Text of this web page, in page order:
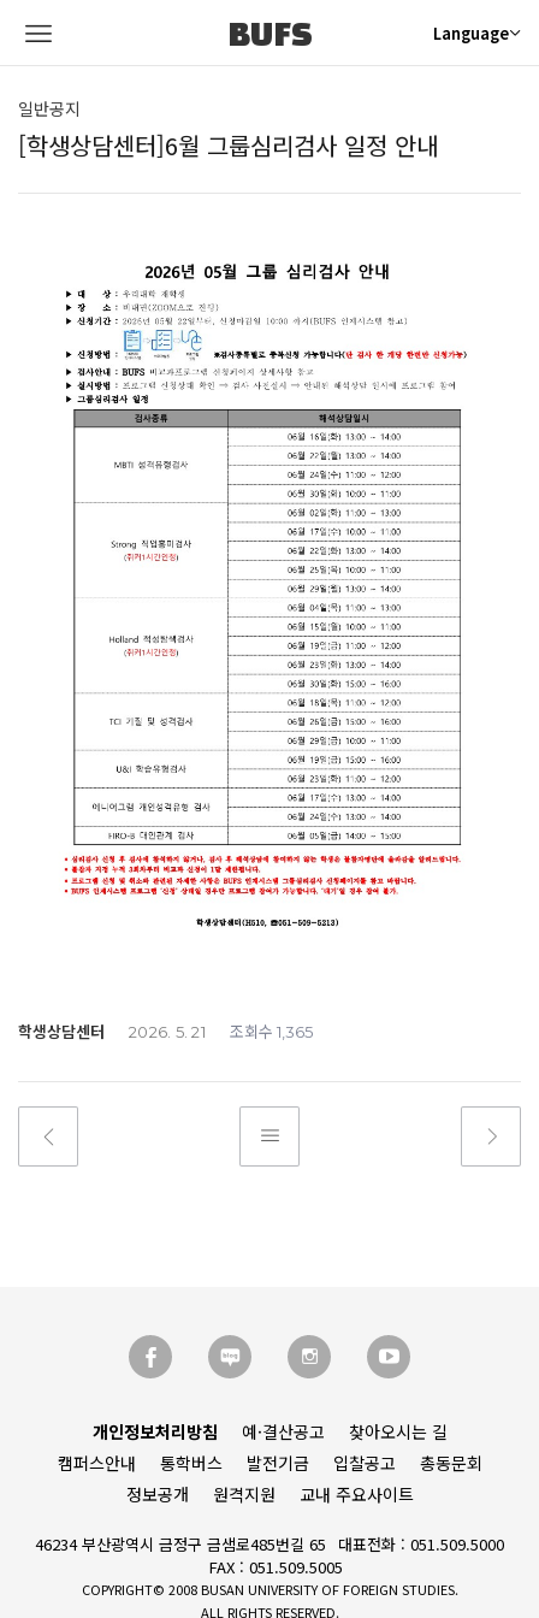
BUFS Language
일반공지
[학생상담센터]6월 그룹심리검사 일정 안내
학생상담센터 2026. 5. 21 조회수 1,365
개인정보처리방침 예·결산공고
찾아오시는 길
캠퍼스안내
통학버스 발전기금 입찰공고
총동문회
정보공개
원격지원 교내 주요사이트
46234 부산광역시 금정구 금샘로485번길 65
대표전화 : 051.509.5000
FAX : 051.509.5005
COPYRIGHT© 2008 BUSAN UNIVERSITY OF FOREIGN STUDIES.
ALL RIGHTS RESERVED.